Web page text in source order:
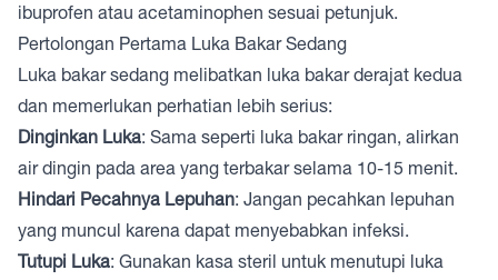
ibuprofen atau acetaminophen sesuai petunjuk.
Pertolongan Pertama Luka Bakar Sedang
Luka bakar sedang melibatkan luka bakar derajat kedua
dan memerlukan perhatian lebih serius:
Dinginkan Luka: Sama seperti luka bakar ringan, alirkan
air dingin pada area yang terbakar selama 10-15 menit.
Hindari Pecahnya Lepuhan: Jangan pecahkan lepuhan
yang muncul karena dapat menyebabkan infeksi.
Tutupi Luka: Gunakan kasa steril untuk menutupi luka